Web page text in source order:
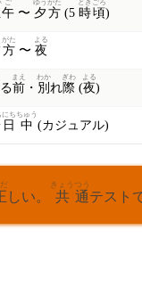
午
ご
〜 夕方
ゆうがた
(5 時
とき
頃
ごろ
)
方
がた
〜 夜
よる
る前
まえ
・ 別
わか
れ際
ぎわ
(夜
よる
)
日
にち
中
ちゅう
(カジュアル)
しい。 共
きょう
通
つう
テスト